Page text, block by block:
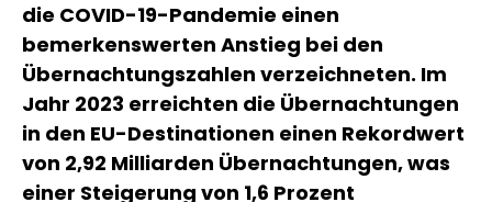
die COVID-19-Pandemie einen
bemerkenswerten Anstieg bei den
Übernachtungszahlen verzeichneten. Im
Jahr 2023 erreichten die Übernachtungen
in den EU-Destinationen einen Rekordwert
von 2,92 Milliarden Übernachtungen, was
einer Steigerung von 1,6 Prozent